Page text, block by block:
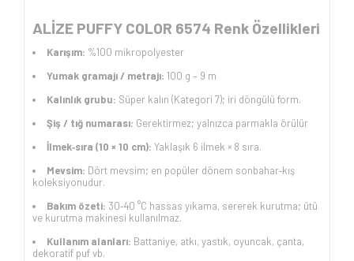
ALİZE PUFFY COLOR 6574 Renk Özellikleri
Karışım: %100 mikropolyester
Yumak gramajı / metrajı: 100 g – 9 m
Kalınlık grubu: Süper kalın (Kategori 7); iri döngülü form.
Şiş / tığ numarası: Gerektirmez; yalnızca parmakla örülür
İlmek‑sıra (10 × 10 cm): Yaklaşık 6 ilmek × 8 sıra.
Mevsim: Dört mevsim; en popüler dönem sonbahar‑kış
koleksiyonudur.
Bakım özeti: 30‑40 °C hassas yıkama, sererek kurutma; ütü
ve kurutma makinesi kullanılmaz.
Kullanım alanları: Battaniye, atkı, yastık, oyuncak, çanta,
dekoratif puf vb.